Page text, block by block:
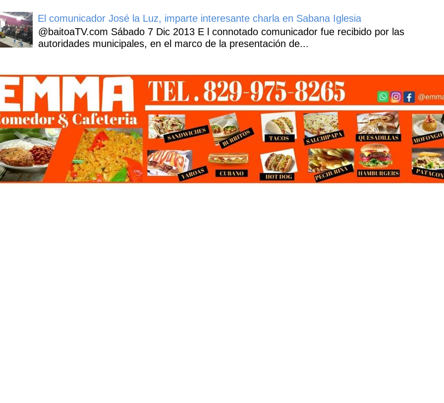
El comunicador José la Luz, imparte interesante charla en Sabana Iglesia
@baitoaTV.com Sábado 7 Dic 2013 E l connotado comunicador fue recibido por las
autoridades municipales, en el marco de la presentación de...